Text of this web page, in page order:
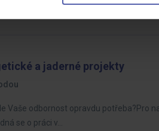
a jaderné projekty
Vaše odbornost opravdu potřeba?Pro
se o práci v…